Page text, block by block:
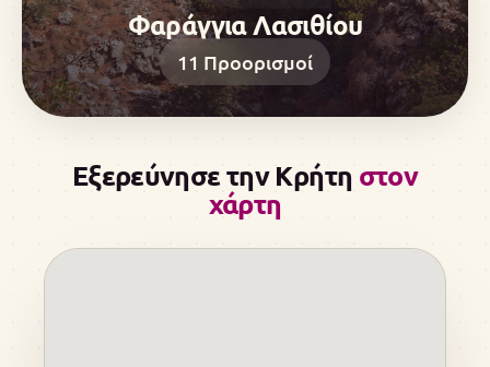
Φαράγγια Λασιθίου
11 Προορισμοί
Εξερεύνησε την Κρήτη στον
χάρτη